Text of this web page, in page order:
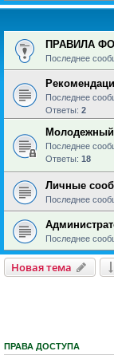
ПРАВИЛА
Последнее
Последнее
Ответы: 2
Молодежный
Последнее
Ответы: 18
Личные
Последнее
Последнее
Новая тема
ПРАВА ДОСТУПА